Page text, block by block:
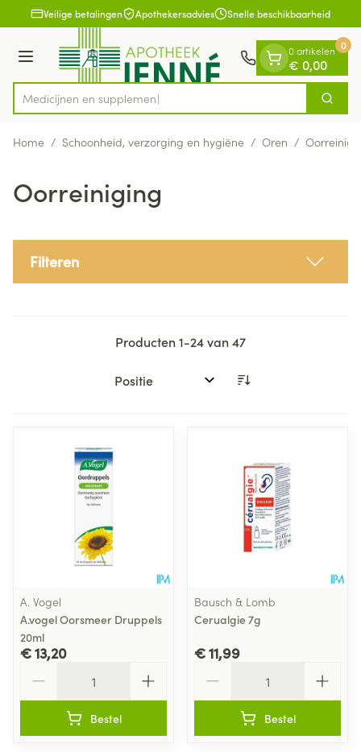
Ga naar de inhoud
1 van 1Veilige betalingen Apothekersadvies Snelle beschikbaarheid
Menu
Product, merk, categorie...
Medi Zoek
0 artikelen
€ 0,00
0
Home / Schoonheid, verzorging en hygiëne / Oren /
Oorreiniging
Filteren
Producten1-24van47
Sorteer op:
A. Vogel
A.vogel Oorsmeer Druppels
20ml
€ 13,20
Bestel
Bausch & Lomb
Cerualgie 7g
€ 11,99
Bestel